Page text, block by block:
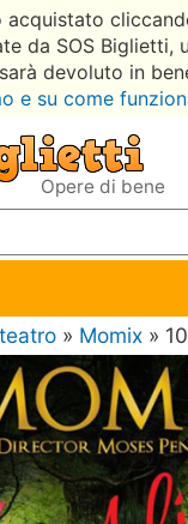
da SOS Biglietti,
devoluto in
e su come
Opere di bene
» Momix »